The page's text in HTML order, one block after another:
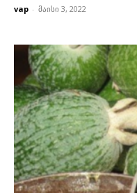
vap - მაისი 3, 2022